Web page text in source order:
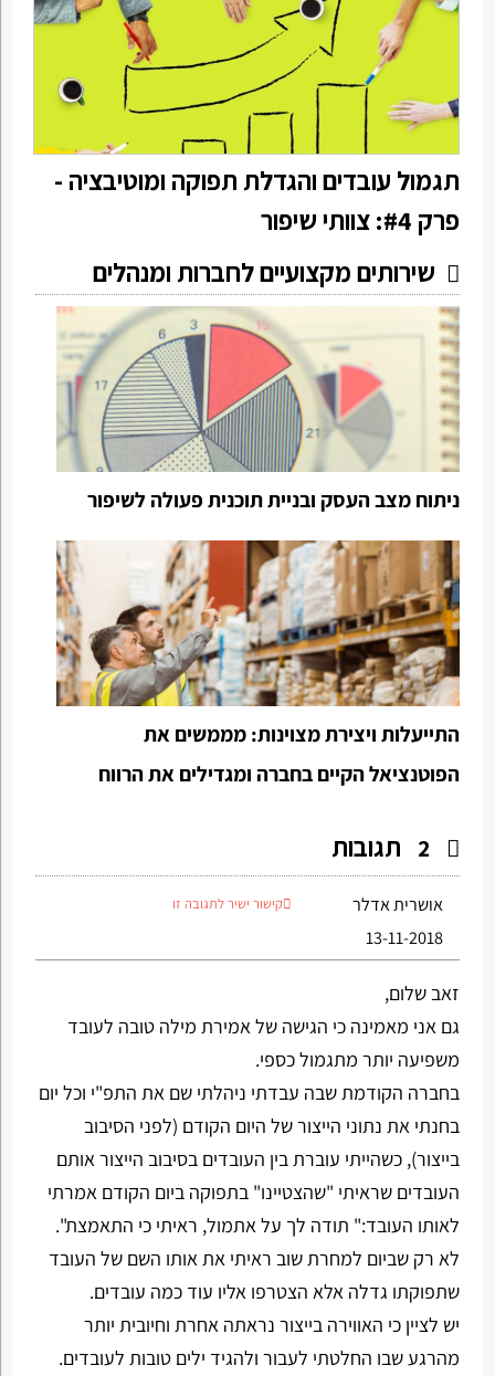
תגמול עובדים והגדלת תפוקה ומוטיבציה -
פרק #4: צוותי שיפור
שירותים מקצועיים לחברות ומנהלים
ניתוח מצב העסק ובניית תוכנית פעולה לשיפור
התייעלות ויצירת מצוינות: מממשים את
הפוטנציאל הקיים בחברה ומגדילים את הרווח
2 תגובות
אושרית אדלר
13-11-2018
קישור ישיר לתגובה זו
זאב שלום,
גם אני מאמינה כי הגישה של אמירת מילה טובה לעובד
משפיעה יותר מתגמול כספי.
בחברה הקודמת שבה עבדתי ניהלתי שם את התפ"י וכל יום
בחנתי את נתוני הייצור של היום הקודם (לפני הסיבוב
בייצור), כשהייתי עוברת בין העובדים בסיבוב הייצור אותם
העובדים שראיתי "שהצטיינו" בתפוקה ביום הקודם אמרתי
לאותו העובד:" תודה לך על אתמול, ראיתי כי התאמצת".
לא רק שביום למחרת שוב ראיתי את אותו השם של העובד
שתפוקתו גדלה אלא הצטרפו אליו עוד כמה עובדים.
יש לציין כי האווירה בייצור נראתה אחרת וחיובית יותר
מהרגע שבו החלטתי לעבור ולהגיד ילים טובות לעובדים.